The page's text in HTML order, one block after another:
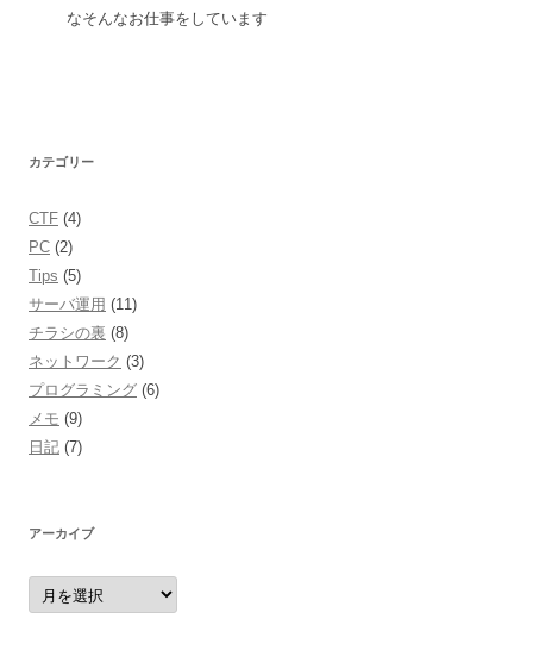
なそんなお仕事をしています
カテゴリー
CTF (4)
PC (2)
Tips (5)
サーバ運用 (11)
チラシの裏 (8)
ネットワーク (3)
プログラミング (6)
メモ (9)
日記 (7)
アーカイブ
ア
ー
カ